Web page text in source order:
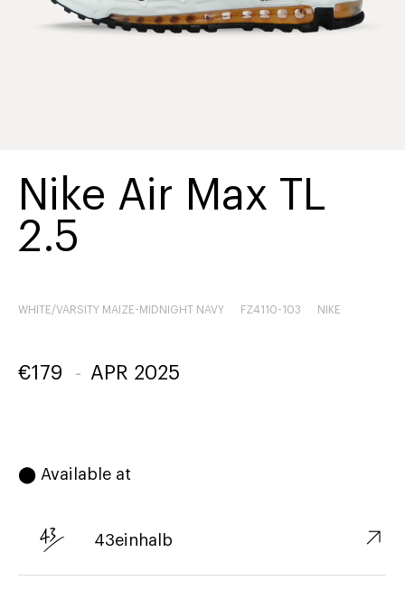
Nike Air Max TL
2.5
WHITE/VARSITY MAIZE-MIDNIGHT NAVY FZ4110-103 NIKE
€179 - APR 2025
⬤ Available at
43einhalb ↗︎